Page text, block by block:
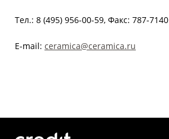
Тел.: 8 (495) 956-00-59, Факс: 787-7140
E-mail: ceramica@ceramica.ru